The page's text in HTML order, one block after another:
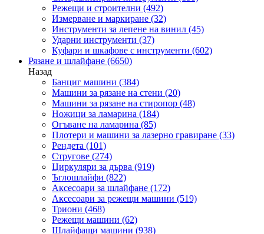
Режещи и строителни (492)
Измерване и маркиране (32)
Инструменти за лепене на винил (45)
Ударни инструменти (37)
Куфари и шкафове с инструменти (602)
Рязане и шлайфане (6650)
Назад
Банциг машини (384)
Машини за рязане на стени (20)
Машини за рязане на стиропор (48)
Ножици за ламарина (184)
Огъване на ламарина (85)
Плотери и машини за лазерно гравиране (33)
Рендета (101)
Стругове (274)
Циркуляри за дърва (919)
Ъглошлайфи (822)
Аксесоари за шлайфане (172)
Аксесоари за режещи машини (519)
Триони (468)
Режещи машини (62)
Шлайфащи машини (938)